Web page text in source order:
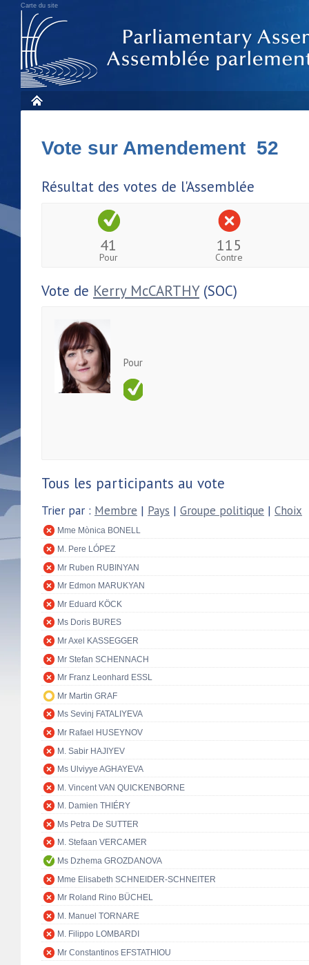
Carte du site
Vote sur Amendement 52
Résultat des votes de l'Assemblée
41
Pour
115
Contre
Vote de Kerry McCARTHY(SOC)
Pour
Tous les participants au vote
Trier par : Membre | Pays | Groupe politique | Choix
Mme Mònica BONELL
M. Pere LÓPEZ
Mr Ruben RUBINYAN
Mr Edmon MARUKYAN
Mr Eduard KÖCK
Ms Doris BURES
Mr Axel KASSEGGER
Mr Stefan SCHENNACH
Mr Franz Leonhard ESSL
Mr Martin GRAF
Ms Sevinj FATALIYEVA
Mr Rafael HUSEYNOV
M. Sabir HAJIYEV
Ms Ulviyye AGHAYEVA
M. Vincent VAN QUICKENBORNE
M. Damien THIÉRY
Ms Petra De SUTTER
M. Stefaan VERCAMER
Ms Dzhema GROZDANOVA
Mme Elisabeth SCHNEIDER-SCHNEITER
Mr Roland Rino BÜCHEL
M. Manuel TORNARE
M. Filippo LOMBARDI
Mr Constantinos EFSTATHIOU